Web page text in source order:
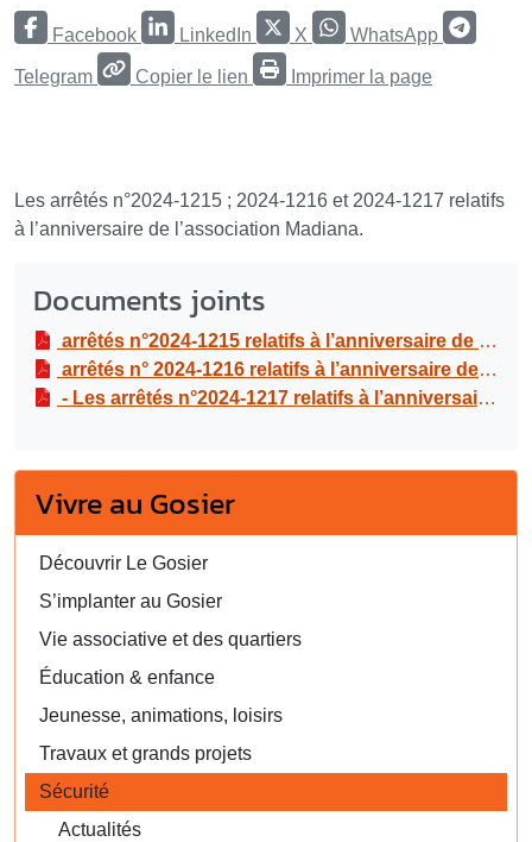
Facebook LinkedIn X WhatsApp
Telegram Copier le lien Imprimer la page
Les arrêtés n°2024-1215 ; 2024-1216 et 2024-1217 relatifs
à l’anniversaire de l’association Madiana.
Documents joints
arrêtés n°2024-1215 relatifs à l’anniversaire de l’association Madiana.
arrêtés n° 2024-1216 relatifs à l’anniversaire de l’association Madiana.
- Les arrêtés n°2024-1217 relatifs à l’anniversaire de l’association Madiana.
Vivre au Gosier
Découvrir Le Gosier
S’implanter au Gosier
Vie associative et des quartiers
Éducation & enfance
Jeunesse, animations, loisirs
Travaux et grands projets
Sécurité
Actualités